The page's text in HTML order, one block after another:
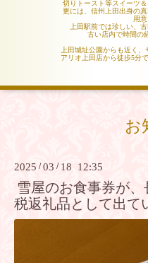
切りトースト等スイーツ
更には、信州上田出身の
用意
上田駅前では珍しい、
古い店内で時間の
上田城址公園からも近く、
アリオ上田店から徒歩5分
お
2025 /03 / 18 12:35
雪屋のお食事券が
税返礼品として出て